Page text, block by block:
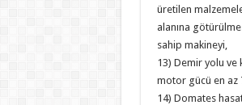
üretilen
alanına
sahip makineyi,
13) Demir yolu ve
motor gücü en az
14) Domates